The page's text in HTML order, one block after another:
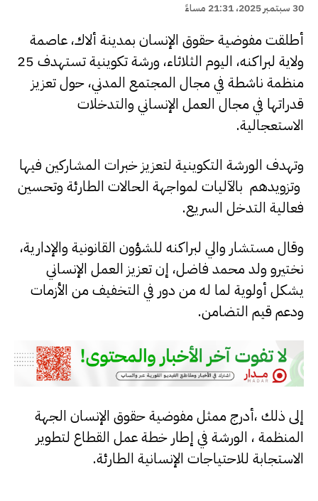
30 سبتمبر 2025، 21:31 مساءً
أطلقت مفوضية حقوق الإنسان بمدينة ألاك، عاصمة
ولاية لبراكنه، اليوم الثلاثاء، ورشة تكوينية تستهدف 25
منظمة ناشطة في مجال المجتمع المدني، حول تعزيز
قدراتها في مجال العمل الإنساني والتدخلات
الاستعجالية.
وتهدف الورشة التكوينية لتعزيز خبرات المشاركين فيها
وتزويدهم بالآليات لمواجهة الحالات الطارئة وتحسين
فعالية التدخل السريع.
وقال مستشار والي لبراكنه للشؤون القانونية والإدارية،
نختيرو ولد محمد فاضل، إن تعزيز العمل الإنساني
يشكل أولوية لما له من دور في التخفيف من الأزمات
ودعم قيم التضامن.
إلى ذلك ،أدرج ممثل مفوضية حقوق الإنسان الجهة
المنظمة ، الورشة في إطار خطة عمل القطاع لتطوير
الاستجابة للاحتياجات الإنسانية الطارئة.